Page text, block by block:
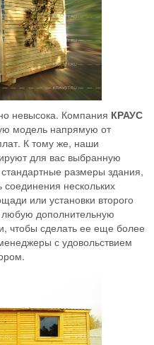
невысока. Компания КРАУС
модель напрямую от
К тому же, наши
для вас выбранную
размеры здания,
соединения нескольких
или установки второго
любую дополнительную
чтобы сделать ее еще более
с удовольствием